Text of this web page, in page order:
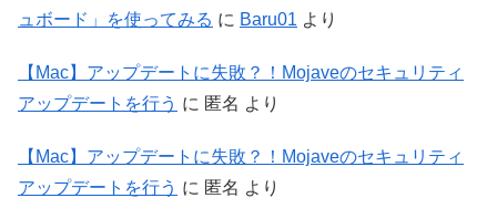
ュボード」を使ってみる に Baru01 より
【Mac】アップデートに失敗？！Mojaveのセキュリティ
アップデートを行う に 匿名 より
【Mac】アップデートに失敗？！Mojaveのセキュリティ
アップデートを行う に 匿名 より